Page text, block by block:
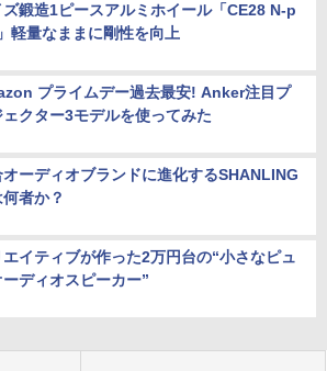
ズ鍛造1ピースアルミホイール「CE28 N-p
軽量なままに剛性を向上
プライムデー過去最安! Anker注目プ
ェクター3モデルを使ってみた
オーディオブランドに進化するSHANLING
何者か？
エイティブが作った2万円台の“小さなピュ
ーディオスピーカー”